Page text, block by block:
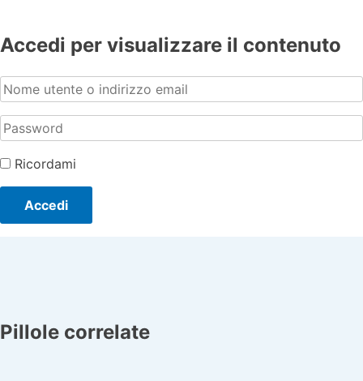
Accedi per visualizzare il contenuto
Ricordami
Accedi
Pillole correlate